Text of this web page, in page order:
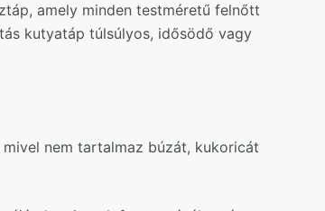
amely minden testméretű felnőtt
kutyatáp túlsúlyos, idősödő vagy
nem tartalmaz búzát, kukoricát